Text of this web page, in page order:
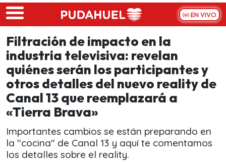
Skip to main content
EN VIVO
Filtración de impacto en la
industria televisiva: revelan
quiénes serán los participantes y
otros detalles del nuevo reality de
Canal 13 que reemplazará a
«Tierra Brava»
Importantes cambios se están preparando en
la "cocina" de Canal 13 y aquí te comentamos
los detalles sobre el reality.